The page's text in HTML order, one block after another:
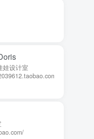
娃设计室